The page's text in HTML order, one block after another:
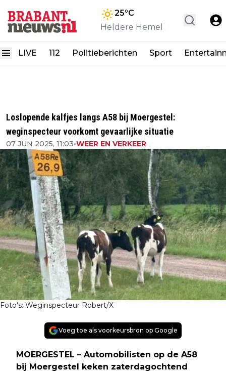
25°C
Heldere Hemel
LIVE 112 Politieberichten Sport
Loslopende kalfjes langs A58 bij Moergestel:
weginspecteur voorkomt gevaarlijke situatie
07 JUN 2025, 11:03•WEER EN VERKEER
Foto's: Weginspecteur Robert/X
Voeg toe als voorkeursbron op Google
MOERGESTEL – Automobilisten op de A58
bij Moergestel keken zaterdagochtend